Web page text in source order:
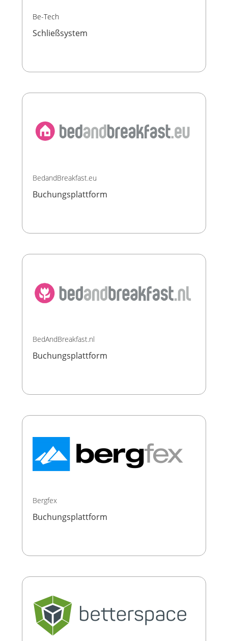
Be-Tech
Schließsystem
BedandBreakfast.eu
Buchungsplattform
BedAndBreakfast.nl
Buchungsplattform
Bergfex
Buchungsplattform